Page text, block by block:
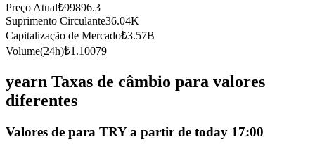
Copiar Trading
Junte-se aos principais traders
Preço Atual₺99896.3
Suprimento Circulante36.04K
Capitalização de Mercado₺3.57B
Volume(24h)₺1.10079
yearn Taxas de câmbio para valores
diferentes
Valores de para TRY a partir de today 17:00